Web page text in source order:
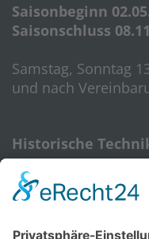
Saisonbeginn
Saisonschluss
Samstag, Sonntag
und nach
Historische
08112 Wilkau-Haßlau‎